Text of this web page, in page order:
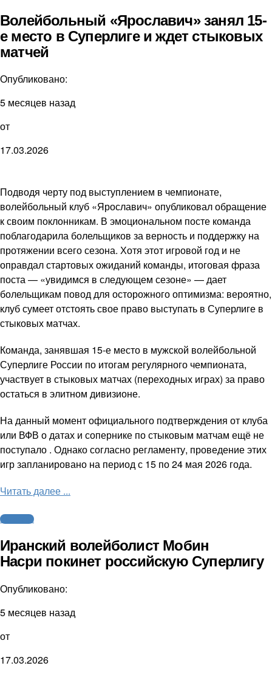
Волейбольный «Ярославич» занял 15-
е место в Суперлиге и ждет стыковых
матчей
Опубликовано:
5 месяцев назад
от
17.03.2026
Подводя черту под выступлением в чемпионате,
волейбольный клуб «Ярославич» опубликовал обращение
к своим поклонникам. В эмоциональном посте команда
поблагодарила болельщиков за верность и поддержку на
протяжении всего сезона. Хотя этот игровой год и не
оправдал стартовых ожиданий команды, итоговая фраза
поста — «увидимся в следующем сезоне» — дает
болельщикам повод для осторожного оптимизма: вероятно,
клуб сумеет отстоять свое право выступать в Суперлиге в
стыковых матчах.
Команда, занявшая 15-е место в мужской волейбольной
Суперлиге России по итогам регулярного чемпионата,
участвует в стыковых матчах (переходных играх) за право
остаться в элитном дивизионе.
На данный момент официального подтверждения от клуба
или ВФВ о датах и сопернике по стыковым матчам ещё не
поступало . Однако согласно регламенту, проведение этих
игр запланировано на период с 15 по 24 мая 2026 года.
Читать далее ...
Волейбол
Иранский волейболист Мобин
Насри покинет российскую Суперлигу
Опубликовано:
5 месяцев назад
от
17.03.2026